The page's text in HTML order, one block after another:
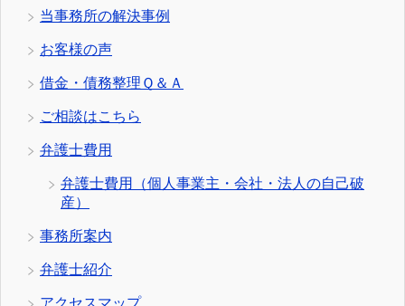
当事務所の解決事例
お客様の声
借金・債務整理Ｑ＆Ａ
ご相談はこちら
弁護士費用
弁護士費用（個人事業主・会社・法人の自己破
産）
事務所案内
弁護士紹介
アクセスマップ